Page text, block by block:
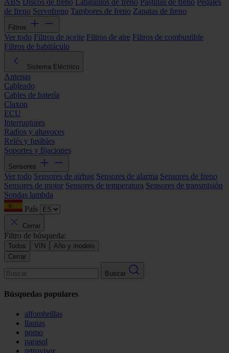
de freno Servofreno Tambores de freno Zapatas de freno
Filtros
Ver todo Filtros de aceite Filtros de aire Filtros de combustible
Filtros de habitáculo
Sistema Eléctrico
Antenas
Cableado
Cables de batería
Claxon
ECU
Interruptores
Radios y altavoces
Relés y fusibles
Soportes y fijaciones
Sensores
Ver todo Sensores de airbag Sensores de alarma Sensores de freno
Sensores de motor Sensores de temperatura Sensores de transmisión
Sondas lambda
País
Cerrar
Filtro de búsqueda:
Todos VIN
Año y modelo
Cerrar
Buscar
Búsquedas populares
alfombrillas
llantas
pomo
parasol
retrovisor